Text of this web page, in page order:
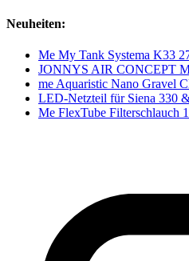
Neuheiten:
Me My Tank Systema K33
JONNYS AIR CONCEPT
me Aquaristic Nano Gravel
LED-Netzteil für Siena 330
Me FlexTube Filterschlauch